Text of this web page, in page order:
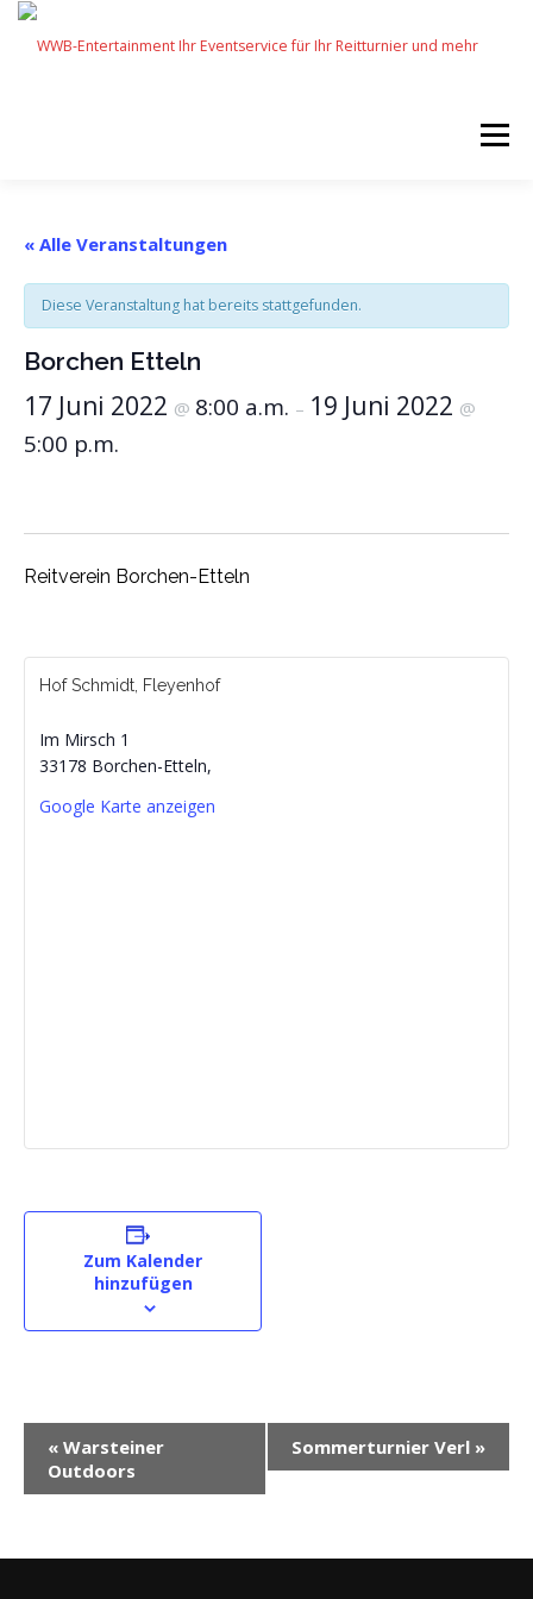
Zum
springen
Menü
UNSERE PARTNER IMPRESSUM
« Alle Veranstaltungen
Diese Veranstaltung hat bereits stattgefunden.
Borchen Etteln
17 Juni 2022 @ 8:00 a.m. – 19 Juni 2022 @
5:00 p.m.
Reitverein Borchen-Etteln
Hof Schmidt, Fleyenhof
Im Mirsch 1
33178 Borchen-Etteln,
Google Karte anzeigen
Zum Kalender
hinzufügen
a
« Warsteiner
Outdoors
Sommerturnier Verl »